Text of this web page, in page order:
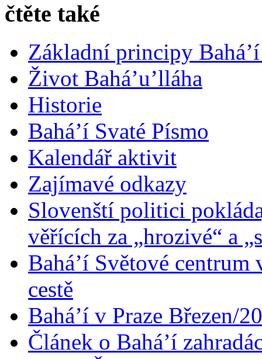
čtěte také
Základní principy
Život Bahá’u’lláha
Historie
Bahá’í Svaté Písmo
Kalendář aktivit
Zajímavé odkazy
Slovenští politici
věřících za „hrozivé“ a
Bahá’í Světové
cestě
Bahá’í v Praze Březen/
Článek o Bahá’í